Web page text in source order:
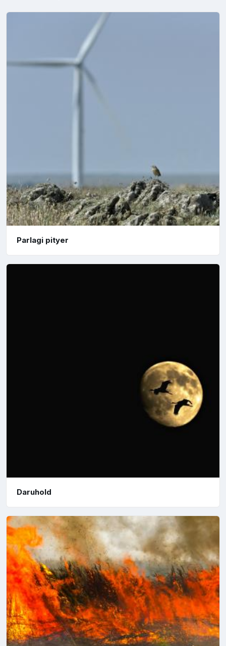
Parlagi pityer
Daruhold